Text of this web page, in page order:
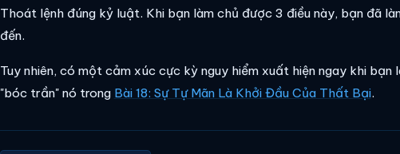
Thoát lệnh đúng kỷ luật. Khi bạn làm chủ được 3 điều này, bạn đã
đến.
Tuy nhiên, có một cảm xúc cực kỳ nguy hiểm xuất hiện ngay khi
"bóc trần" nó trong Bài 18: Sự Tự Mãn Là Khởi Đầu Của Thất Bại.